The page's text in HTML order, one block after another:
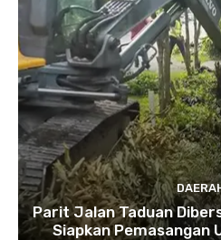
Parit Jalan Taduan
Siapkan Pemasangan